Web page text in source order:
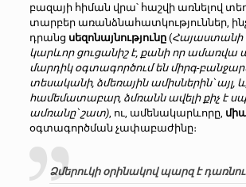
բազայի հիման վրա՝ հաշվի առնելով
տարբեր առանձնահատկություններ,
դրանց սեզոնայնությունը(Հայաստանի
կարևոր ցուցանիշ է, քանի որ ամառվա
մարդիկ օգտագործում են միրգ-
տեսականի, ձմեռային ամիսներին՝ այլ, և,
համեմատաբար, ձմռանն ավելի քիչ է
ամռանը՝ շատ), ու, ամենակարևորը,
օգտագործման չափաբաժինը։
Ձմերուկի օրինակով պարզ է